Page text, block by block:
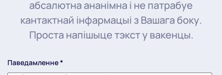
абсалютна ананімна і не патрабуе
кантактнай інфармацыі з Вашага боку.
Проста напішыце тэкст у вакенцы.
Паведамленне*